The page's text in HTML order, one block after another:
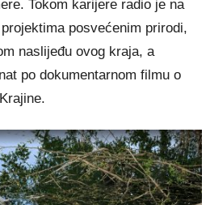
Tokom karijere radio je na
posvećenim prirodi,
naslijeđu ovog kraja, a
po dokumentarnom filmu o